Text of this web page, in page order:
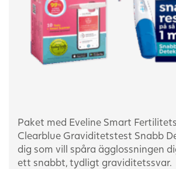
Paket med Eveline Smart
Clearblue Graviditetstest Snabb
dig som vill spåra ägglossningen
ett snabbt, tydligt graviditetssvar.